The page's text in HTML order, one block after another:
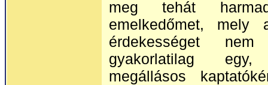
meg tehát
emelkedőmet,
érdekességet
gyakorlatilag
megállásos